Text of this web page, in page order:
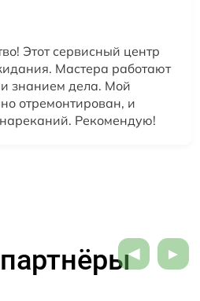
Этот сервисный центр
Мастера работают
знанием дела. Мой
отремонтирован, и
нареканий. Рекомендую!